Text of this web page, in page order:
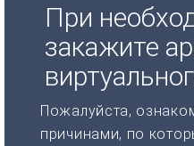
При
закажите
Пожалуйста,
причинами, по